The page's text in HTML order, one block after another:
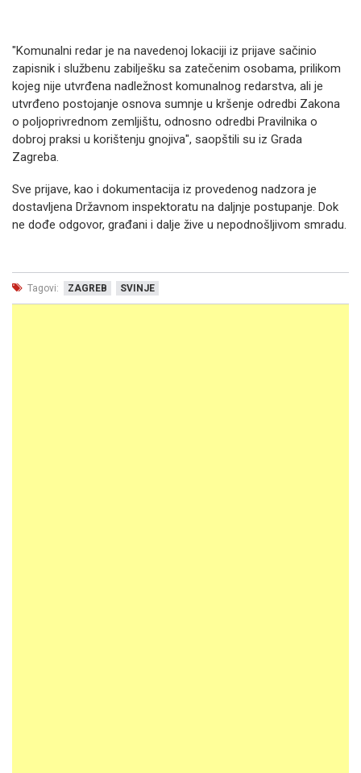
"Komunalni redar je na navedenoj lokaciji iz prijave sačinio
zapisnik i službenu zabilješku sa zatečenim osobama, prilikom
kojeg nije utvrđena nadležnost komunalnog redarstva, ali je
utvrđeno postojanje osnova sumnje u kršenje odredbi Zakona
o poljoprivrednom zemljištu, odnosno odredbi Pravilnika o
dobroj praksi u korištenju gnojiva", saopštili su iz Grada
Zagreba.
Sve prijave, kao i dokumentacija iz provedenog nadzora je
dostavljena Državnom inspektoratu na daljnje postupanje. Dok
ne dođe odgovor, građani i dalje žive u nepodnošljivom smradu.
Tagovi: ZAGREB SVINJE